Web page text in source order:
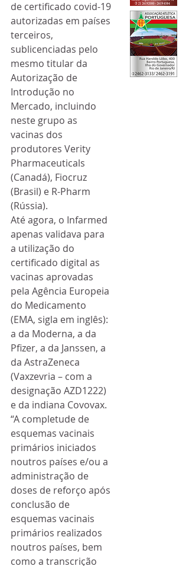
de certificado covid-19
autorizadas em países
terceiros,
sublicenciadas pelo
mesmo titular da
Autorização de
Introdução no
Mercado, incluindo
neste grupo as
vacinas dos
produtores Verity
Pharmaceuticals
(Canadá), Fiocruz
(Brasil) e R-Pharm
(Rússia).
Até agora, o Infarmed
apenas validava para
a utilização do
certificado digital as
vacinas aprovadas
pela Agência Europeia
do Medicamento
(EMA, sigla em inglês):
a da Moderna, a da
Pfizer, a da Janssen, a
da AstraZeneca
(Vaxzevria – com a
designação AZD1222)
e da indiana Covovax.
“A completude de
esquemas vacinais
primários iniciados
noutros países e/ou a
administração de
doses de reforço após
conclusão de
esquemas vacinais
primários realizados
noutros países, bem
como a transcrição